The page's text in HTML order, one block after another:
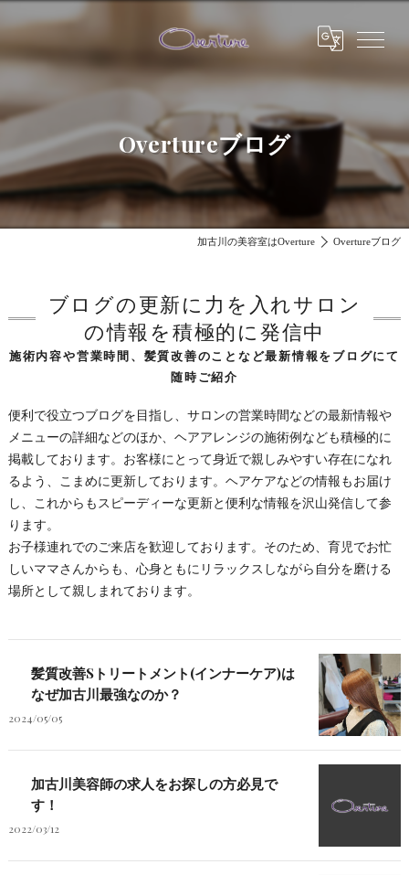
Overtureブログ
加古川の美容室はOverture Overtureブログ
ブログの更新に力を入れサロン
の情報を積極的に発信中
施術内容や営業時間、髪質改善のことなど最新情報をブログにて
随時ご紹介
便利で役立つブログを目指し、サロンの営業時間などの最新情報や
メニューの詳細などのほか、ヘアアレンジの施術例なども積極的に
掲載しております。お客様にとって身近で親しみやすい存在になれ
るよう、こまめに更新しております。ヘアケアなどの情報もお届け
し、これからもスピーディーな更新と便利な情報を沢山発信して参
ります。
お子様連れでのご来店を歓迎しております。そのため、育児でお忙
しいママさんからも、心身ともにリラックスしながら自分を磨ける
場所として親しまれております。
髪質改善Sトリートメント(インナーケア)は
なぜ加古川最強なのか？
2024/05/05
加古川美容師の求人をお探しの方必見で
す！
2022/03/12